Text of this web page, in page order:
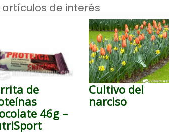
artículos de interés
de
46g –
Cultivo del
narciso